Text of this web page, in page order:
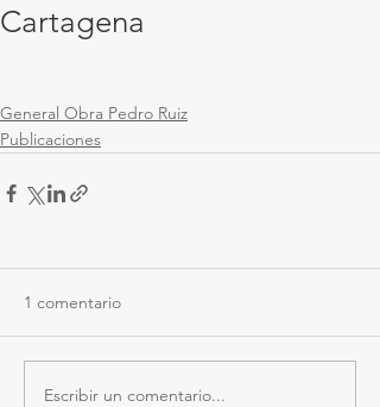
Cartagena
General Obra Pedro Ruiz
Publicaciones
1 comentario
Escribir un comentario...